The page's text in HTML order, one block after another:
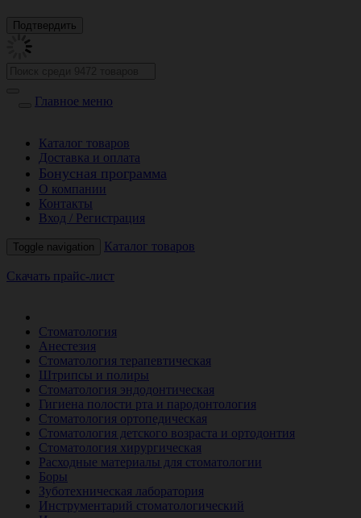
Главное меню
Каталог товаров
Доставка и оплата
Бонусная программа
О компании
Контакты
Вход / Регистрация
Toggle navigation Каталог товаров
Скачать прайс-лист
Стоматология
Анестезия
Стоматология терапевтическая
Штрипсы и полиры
Стоматология эндодонтическая
Гигиена полости рта и пародонтология
Стоматология ортопедическая
Стоматология детского возраста и ортодонтия
Стоматология хирургическая
Расходные материалы для стоматологии
Боры
Зуботехническая лаборатория
Инструментарий стоматологический